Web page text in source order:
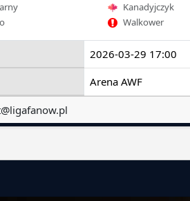
Kanadyjczyk
Walkower
2026-03-29 17:00
Arena AWF